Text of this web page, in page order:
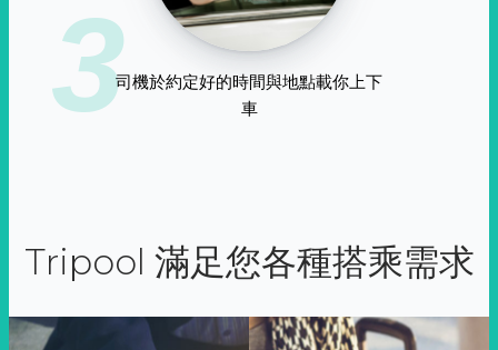
3司機於約定好的時間與地點載你上下
車
Tripool 滿足您各種搭乘需求